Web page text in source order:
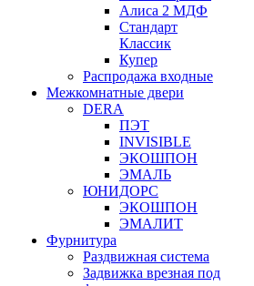
Алиса 2 МДФ
Стандарт
Классик
Купер
Распродажа входные
Межкомнатные двери
DERA
ПЭТ
INVISIBLE
ЭКОШПОН
ЭМАЛЬ
ЮНИДОРС
ЭКОШПОН
ЭМАЛИТ
Фурнитура
Раздвижная система
Задвижка врезная под